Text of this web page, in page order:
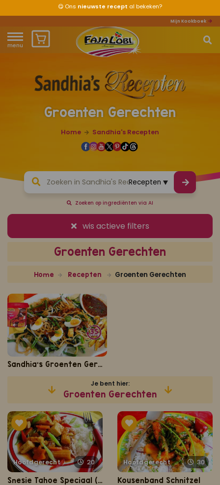
😋 Ons nieuwste recept al bekeken?
Mijn Kookboek
menu
Waar ben je naar op zoek?
Home
Over ons
Recepten
Producten
Mijn kookboek
Zomervakantie 2026
Koop ons bestseller kookboek
Of klik hierom je aan te melden voor Mijn Kookboek.
Groenten Gerechten
Home Sandhia's Recepten
Zoeken op ingrediënten via AI
wis actieve filters
Groenten Gerechten
Home Recepten Groenten Gerechten
Sandhia's Groenten Gerechten
Je bent hier:
Groenten Gerechten
Hoofdgerecht 20
Snesie Tahoe Speciaal (zoet-zure tahoe met Basmati rijst)
Hoofdgerecht 30
Kousenband Schnitzel